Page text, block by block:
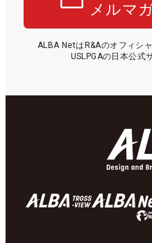
メルマ
ALBA NetはR&Aのオフィシ
USLPGAの日本公式